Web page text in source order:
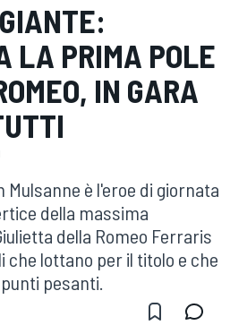
LA PRIMA POLE
IN GARA
Mulsanne è l'eroe di giornata
della massima
della Romeo Ferraris
che lottano per il titolo e che
pesanti.